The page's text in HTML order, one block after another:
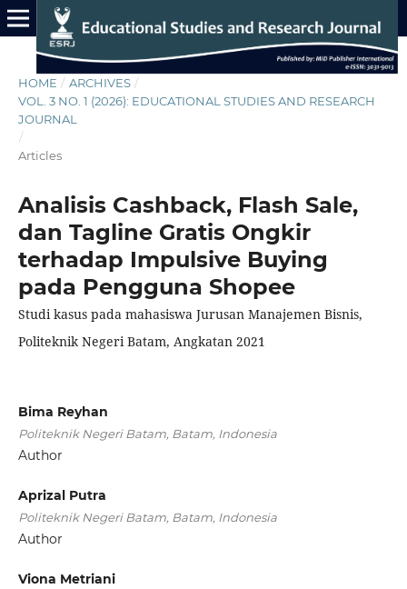
HOME / ARCHIVES /
VOL. 3 NO. 1 (2026): EDUCATIONAL STUDIES AND RESEARCH
JOURNAL
/
Articles
Analisis Cashback, Flash Sale,
dan Tagline Gratis Ongkir
terhadap Impulsive Buying
pada Pengguna Shopee
Studi kasus pada mahasiswa Jurusan Manajemen Bisnis,
Politeknik Negeri Batam, Angkatan 2021
Bima Reyhan
Politeknik Negeri Batam, Batam, Indonesia
Author
Aprizal Putra
Politeknik Negeri Batam, Batam, Indonesia
Author
Viona Metriani